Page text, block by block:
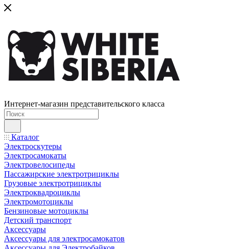
Интернет-магазин представительского класса
Каталог
Электроскутеры
Электросамокаты
Электровелосипеды
Пассажирские электротрициклы
Грузовые электротрициклы
Электроквадроциклы
Электромотоциклы
Бензиновые мотоциклы
Детский транспорт
Аксессуары
Аксессуары для электросамокатов